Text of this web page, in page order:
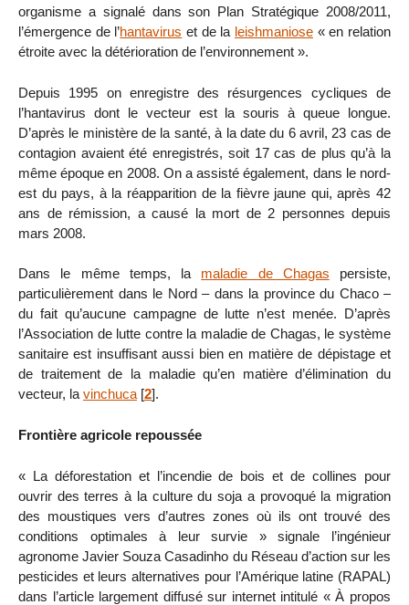
organisme a signalé dans son Plan Stratégique 2008/2011,
l’émergence de l’hantavirus et de la leishmaniose « en relation
étroite avec la détérioration de l’environnement ».
Depuis 1995 on enregistre des résurgences cycliques de
l’hantavirus dont le vecteur est la souris à queue longue.
D’après le ministère de la santé, à la date du 6 avril, 23 cas de
contagion avaient été enregistrés, soit 17 cas de plus qu’à la
même époque en 2008. On a assisté également, dans le nord-
est du pays, à la réapparition de la fièvre jaune qui, après 42
ans de rémission, a causé la mort de 2 personnes depuis
mars 2008.
Dans le même temps, la maladie de Chagas persiste,
particulièrement dans le Nord – dans la province du Chaco –
du fait qu’aucune campagne de lutte n’est menée. D’après
l’Association de lutte contre la maladie de Chagas, le système
sanitaire est insuffisant aussi bien en matière de dépistage et
de traitement de la maladie qu’en matière d’élimination du
vecteur, la vinchuca [2].
Frontière agricole repoussée
« La déforestation et l’incendie de bois et de collines pour
ouvrir des terres à la culture du soja a provoqué la migration
des moustiques vers d’autres zones où ils ont trouvé des
conditions optimales à leur survie » signale l’ingénieur
agronome Javier Souza Casadinho du Réseau d’action sur les
pesticides et leurs alternatives pour l’Amérique latine (RAPAL)
dans l’article largement diffusé sur internet intitulé « À propos